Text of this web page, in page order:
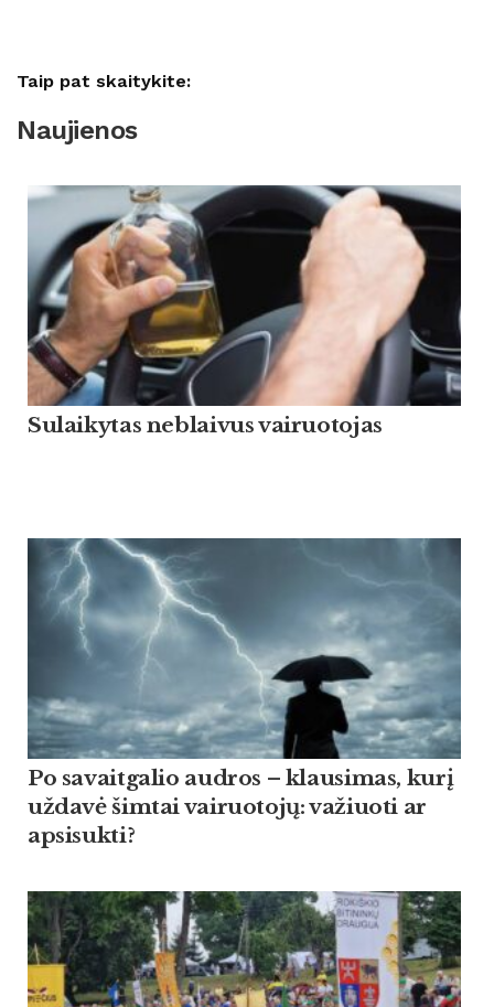
Taip pat skaitykite:
Naujienos
Sulaikytas neblaivus vairuotojas
Po savaitgalio audros – klausimas, kurį
uždavė šimtai vairuotojų: važiuoti ar
apsisukti?